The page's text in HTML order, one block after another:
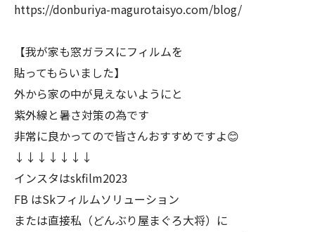
https://donburiya-magurotaisyo.com/blog/
【我が家も窓ガラスにフィルムを
貼ってもらいました】
外から家の中が見えないようにと
紫外線と暑さ対策の為です
非常に良かってので皆さんおすすめですよ😊
↓↓↓↓↓↓↓
インスタはskfilm2023
FB はSkフィルムソリューション
または直接私（どんぶり屋まぐろ大将）に